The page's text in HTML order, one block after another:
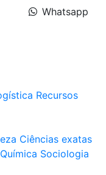
Whatsapp
Recursos
Ciências exatas
Química Sociologia